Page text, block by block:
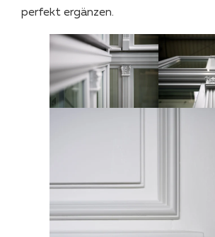
perfekt ergänzen.